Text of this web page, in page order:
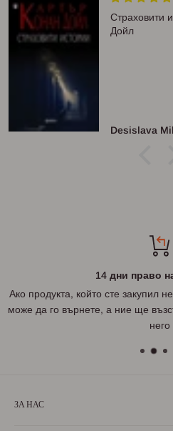
Страховити
Дойл
Desislava
14 дни право
Ако продукта, който сте закупил
може да го върнете, а ние ще
него
ЗА НАС